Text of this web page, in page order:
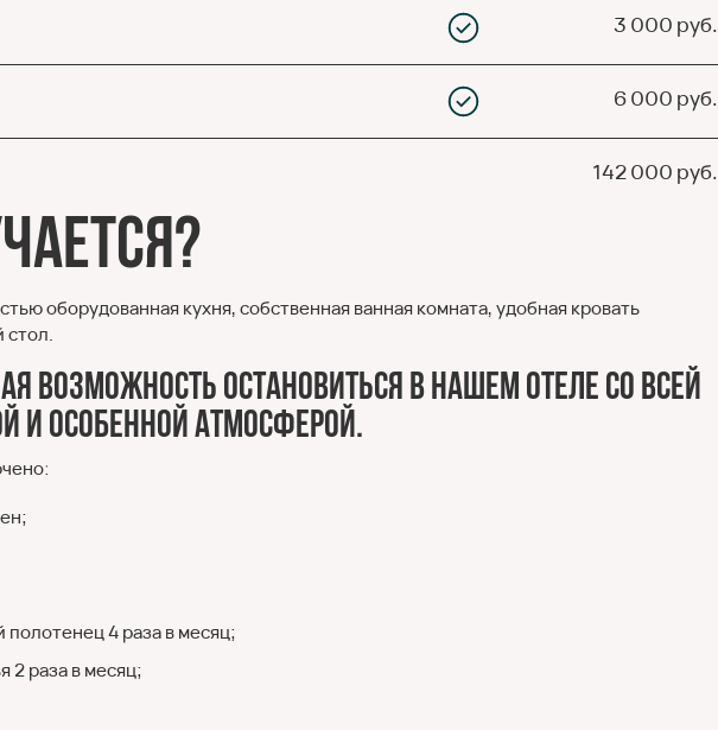
3 000 руб.
6 000 руб.
142 000 руб.
оборудованная кухня, собственная ванная комната, удобная кровать
стол.
возможность остановиться в нашем отеле со всей
и особенной атмосферой.
4 раза в месяц;
2 раза в месяц;